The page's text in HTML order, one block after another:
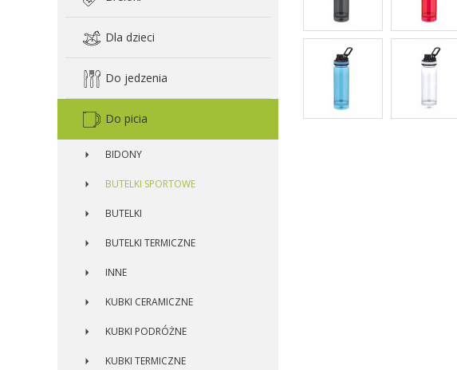
Dla dzieci
Do jedzenia
Do picia
BIDONY
BUTELKI SPORTOWE
BUTELKI
BUTELKI TERMICZNE
INNE
KUBKI CERAMICZNE
KUBKI PODRÓŻNE
KUBKI TERMICZNE